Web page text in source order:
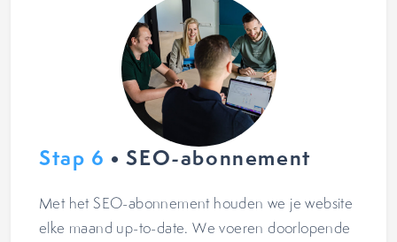
Stap 6 • SEO-abonnement
Met het SEO-abonnement houden we je website
elke maand up-to-date. We voeren doorlopende